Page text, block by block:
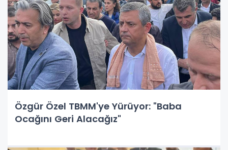
Özgür Özel TBMM'ye Yürüyor: "Baba
Ocağını Geri Alacağız"